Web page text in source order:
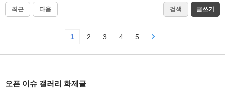
최근 다음 검색 글쓰기
1 2 3 4 5
오픈 이슈 갤러리 화제글